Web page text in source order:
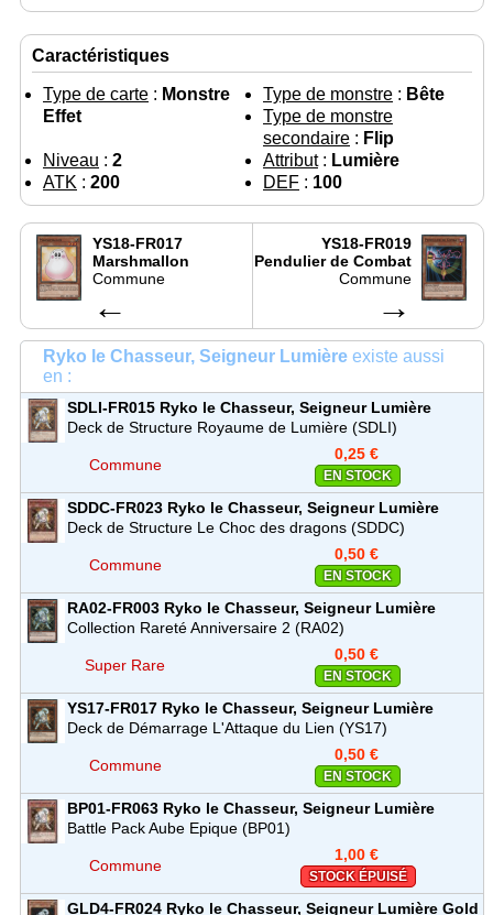
Caractéristiques
Type de carte : Monstre
Effet
Type de monstre : Bête
Type de monstre
secondaire : Flip
Niveau : 2 Attribut: Lumière
ATK : 200 DEF : 100
YS18-FR017
Marshmallon
Commune
←
YS18-FR019
Pendulier de Combat
Commune
→
Ryko le Chasseur, Seigneur Lumière existe aussi
en :
SDLI-FR015 Ryko le Chasseur, Seigneur Lumière
Commune
Deck de Structure Royaume de Lumière (SDLI)
Commune
0,25 €
EN STOCK
SDDC-FR023 Ryko le Chasseur, Seigneur Lumière
Commune
Deck de Structure Le Choc des dragons (SDDC)
Commune
0,50 €
EN STOCK
RA02-FR003 Ryko le Chasseur, Seigneur Lumière
Super Rare
Collection Rareté Anniversaire 2 (RA02)
Super Rare
0,50 €
EN STOCK
YS17-FR017 Ryko le Chasseur, Seigneur Lumière
Commune
Deck de Démarrage L'Attaque du Lien (YS17)
Commune
0,50 €
EN STOCK
BP01-FR063 Ryko le Chasseur, Seigneur Lumière
Commune
Battle Pack Aube Epique (BP01)
Commune
1,00 €
STOCK ÉPUISÉ
GLD4-FR024 Ryko le Chasseur, Seigneur Lumière Gold